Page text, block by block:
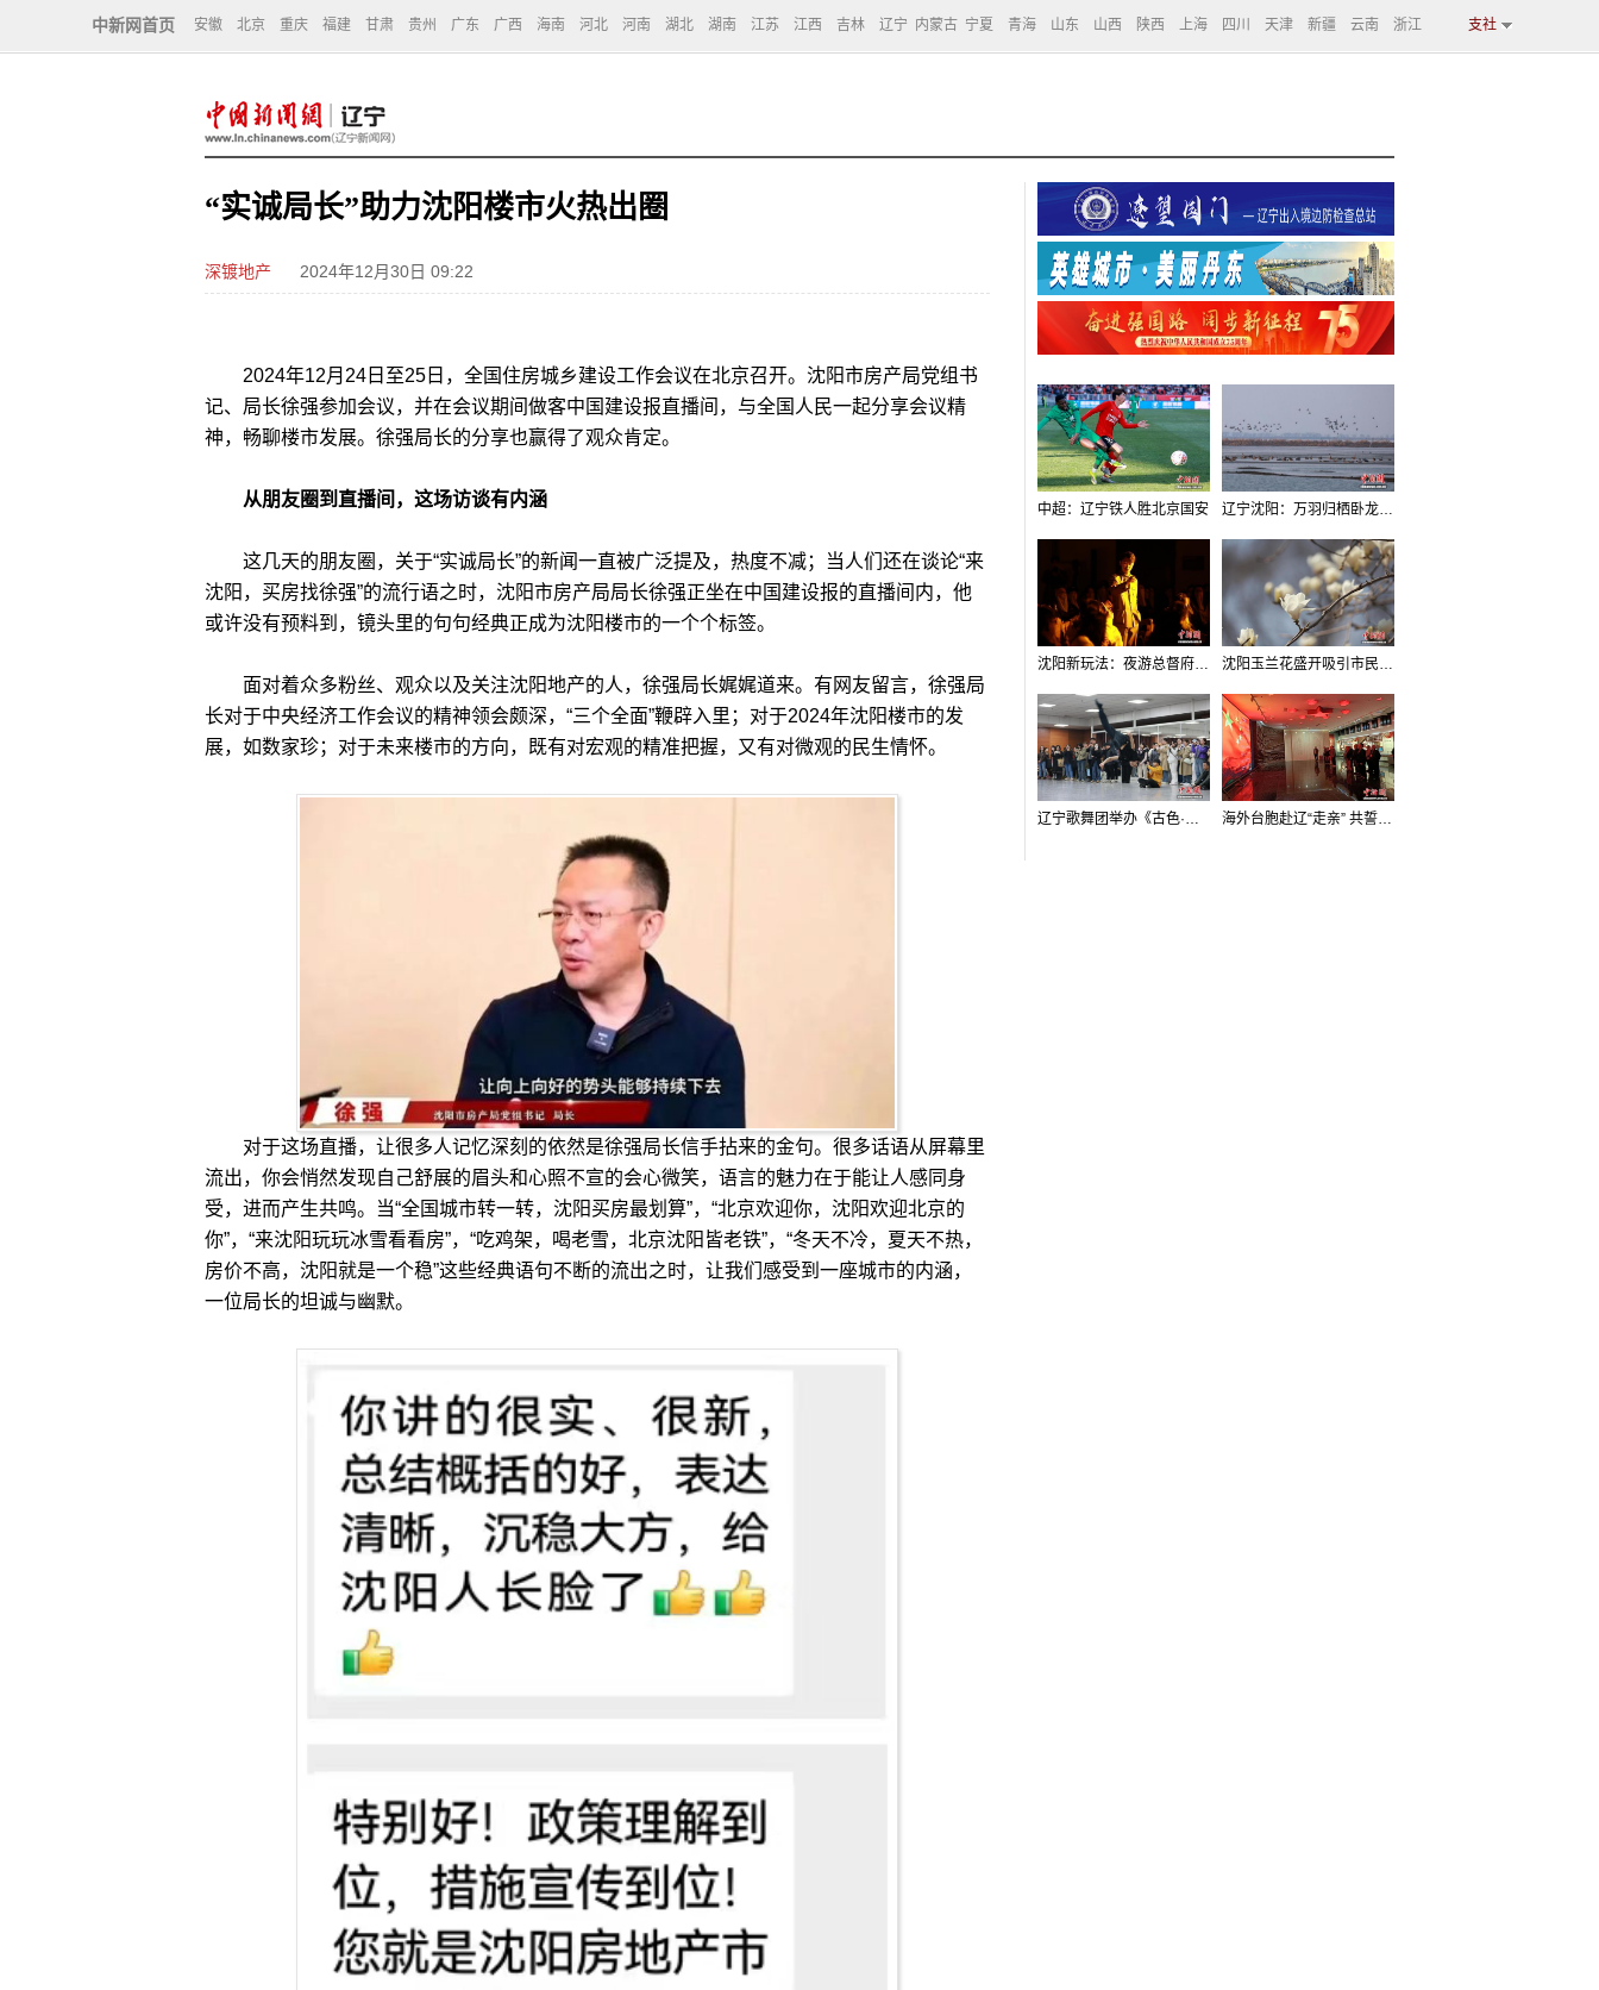
中新网首页 安徽 北京 重庆 福建 甘肃 贵州 广东 广西 海南 河北 河南 湖北 湖南 江苏 江西 吉林 辽宁 内蒙古 宁夏 青海 山东 山西 陕西 上海 四川 天津 新疆 云南 浙江 支社
“实诚局长”助力沈阳楼市火热出圈
深镀地产 2024年12月30日 09:22
2024年12月24日至25日，全国住房城乡建设工作会议在北京召开。沈阳市房产局党组书
记、局长徐强参加会议，并在会议期间做客中国建设报直播间，与全国人民一起分享会议精
神，畅聊楼市发展。徐强局长的分享也赢得了观众肯定。
从朋友圈到直播间，这场访谈有内涵
这几天的朋友圈，关于“实诚局长”的新闻一直被广泛提及，热度不减；当人们还在谈论“来
沈阳，买房找徐强”的流行语之时，沈阳市房产局局长徐强正坐在中国建设报的直播间内，他
或许没有预料到，镜头里的句句经典正成为沈阳楼市的一个个标签。
面对着众多粉丝、观众以及关注沈阳地产的人，徐强局长娓娓道来。有网友留言，徐强局
长对于中央经济工作会议的精神领会颇深，“三个全面”鞭辟入里；对于2024年沈阳楼市的发
展，如数家珍；对于未来楼市的方向，既有对宏观的精准把握，又有对微观的民生情怀。
对于这场直播，让很多人记忆深刻的依然是徐强局长信手拈来的金句。很多话语从屏幕里
流出，你会悄然发现自己舒展的眉头和心照不宣的会心微笑，语言的魅力在于能让人感同身
受，进而产生共鸣。当“全国城市转一转，沈阳买房最划算”，“北京欢迎你，沈阳欢迎北京的
你”，“来沈阳玩玩冰雪看看房”，“吃鸡架，喝老雪，北京沈阳皆老铁”，“冬天不冷，夏天不热，
房价不高，沈阳就是一个稳”这些经典语句不断的流出之时，让我们感受到一座城市的内涵，
一位局长的坦诚与幽默。
中超：辽宁铁人胜北京国安 辽宁沈阳：万羽归栖卧龙湖看群鸟齐飞
沈阳新玩法：夜游总督府，当一回“赴宴者” 沈阳玉兰花盛开吸引市民打卡
辽宁歌舞团举办《古色·国宝辽宁》排练开放日活动 海外台胞赴辽“走亲” 共誓“和平初心”